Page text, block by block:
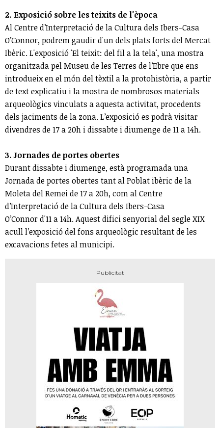
2. Exposició sobre les teixits de l'època
Al Centre d’Interpretació de la Cultura dels Ibers-Casa
O’Connor, podrem gaudir d'un dels plats forts del Mercat
Ibèric. L'exposició 'El teixit: del fil a la tela', una mostra
organitzada pel Museu de les Terres de l’Ebre que ens
introdueix en el món del tèxtil a la protohistòria, a partir
de text explicatiu i la mostra de nombrosos materials
arqueològics vinculats a aquesta activitat, procedents
dels jaciments de la zona. L’exposició es podrà visitar
divendres de 17 a 20h i dissabte i diumenge de 11 a 14h.
3. Jornades de portes obertes
Durant dissabte i diumenge, està programada una
Jornada de portes obertes tant al Poblat ibèric de la
Moleta del Remei de 17 a 20h, com al Centre
d’Interpretació de la Cultura dels Ibers-Casa
O’Connor d'11 a 14h. Aquest difici senyorial del segle XIX
acull l’exposició del fons arqueològic resultant de les
excavacions fetes al municipi.